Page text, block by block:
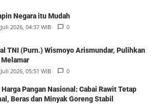
Negara itu Mudah
2026, 04:37 WIB 0
TNI (Purn.) Wismoyo Arismundar, Pulihkan
2026, 05:51 WIB 0
Pangan Nasional: Cabai Rawit Tetap
Beras dan Minyak Goreng Stabil